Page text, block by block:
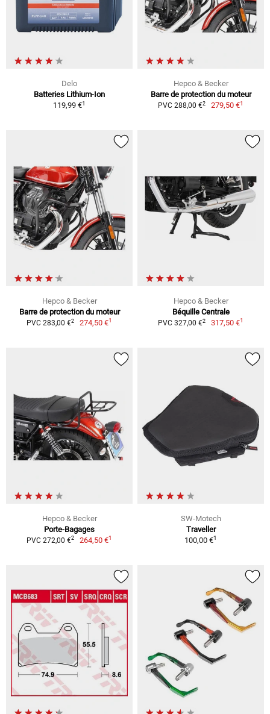
Delo
Batteries Lithium-Ion
119,99 €1
Hepco & Becker
Barre de protection du moteur
PVC 288,00 €2 279,50 €1
Hepco & Becker
Barre de protection du moteur
PVC 283,00 €2 274,50 €1
Hepco & Becker
Béquille Centrale
PVC 327,00 €2 317,50 €1
Hepco & Becker
Porte-Bagages
PVC 272,00 €2 264,50 €1
SW-Motech
Traveller
100,00 €1